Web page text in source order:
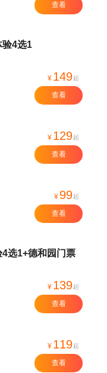
查看
验4选1
¥ 149起
查看
¥ 129起
查看
¥ 99起
查看
选1+德和园门票
¥ 139起
查看
¥ 119起
查看